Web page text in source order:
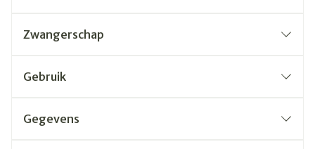
Zwangerschap
Gebruik
Gegevens